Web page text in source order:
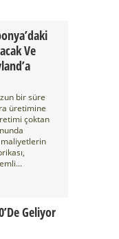
Ve
bir süre
üretimine
çoktan
maliyetlerin
Geliyor